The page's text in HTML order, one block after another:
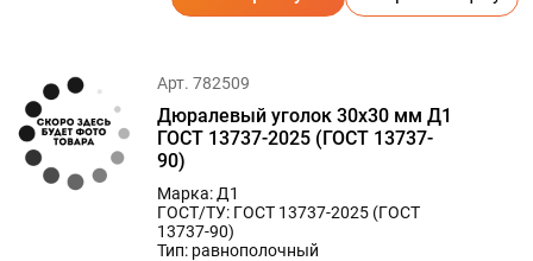
Арт. 782509
Дюралевый уголок 30х30 мм Д1
ГОСТ 13737-2025 (ГОСТ 13737-
90)
Марка: Д1
ГОСТ/ТУ: ГОСТ 13737-2025 (ГОСТ
13737-90)
Тип: равнополочный